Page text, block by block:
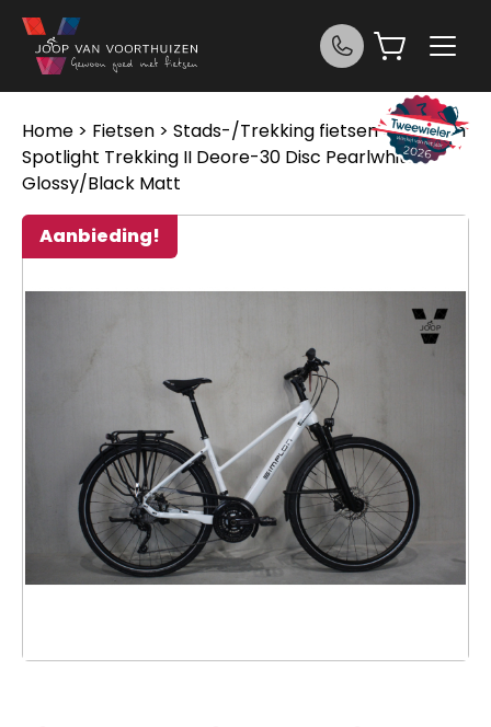
Ga naar de inhoud
Home > Fietsen > Stads-/Trekking fietsen> Simplon
Spotlight Trekking II Deore-30 Disc Pearlwhite
Glossy/Black Matt
Aanbieding!